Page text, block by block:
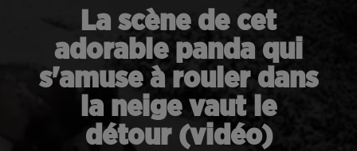
La scène de cet
adorable panda qui
s'amuse à rouler dans
la neige vaut le
détour (vidéo)